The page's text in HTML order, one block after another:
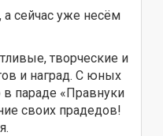
сейчас уже несём
творческие и
и наград. С юных
параде «Правнуки
своих прадедов!